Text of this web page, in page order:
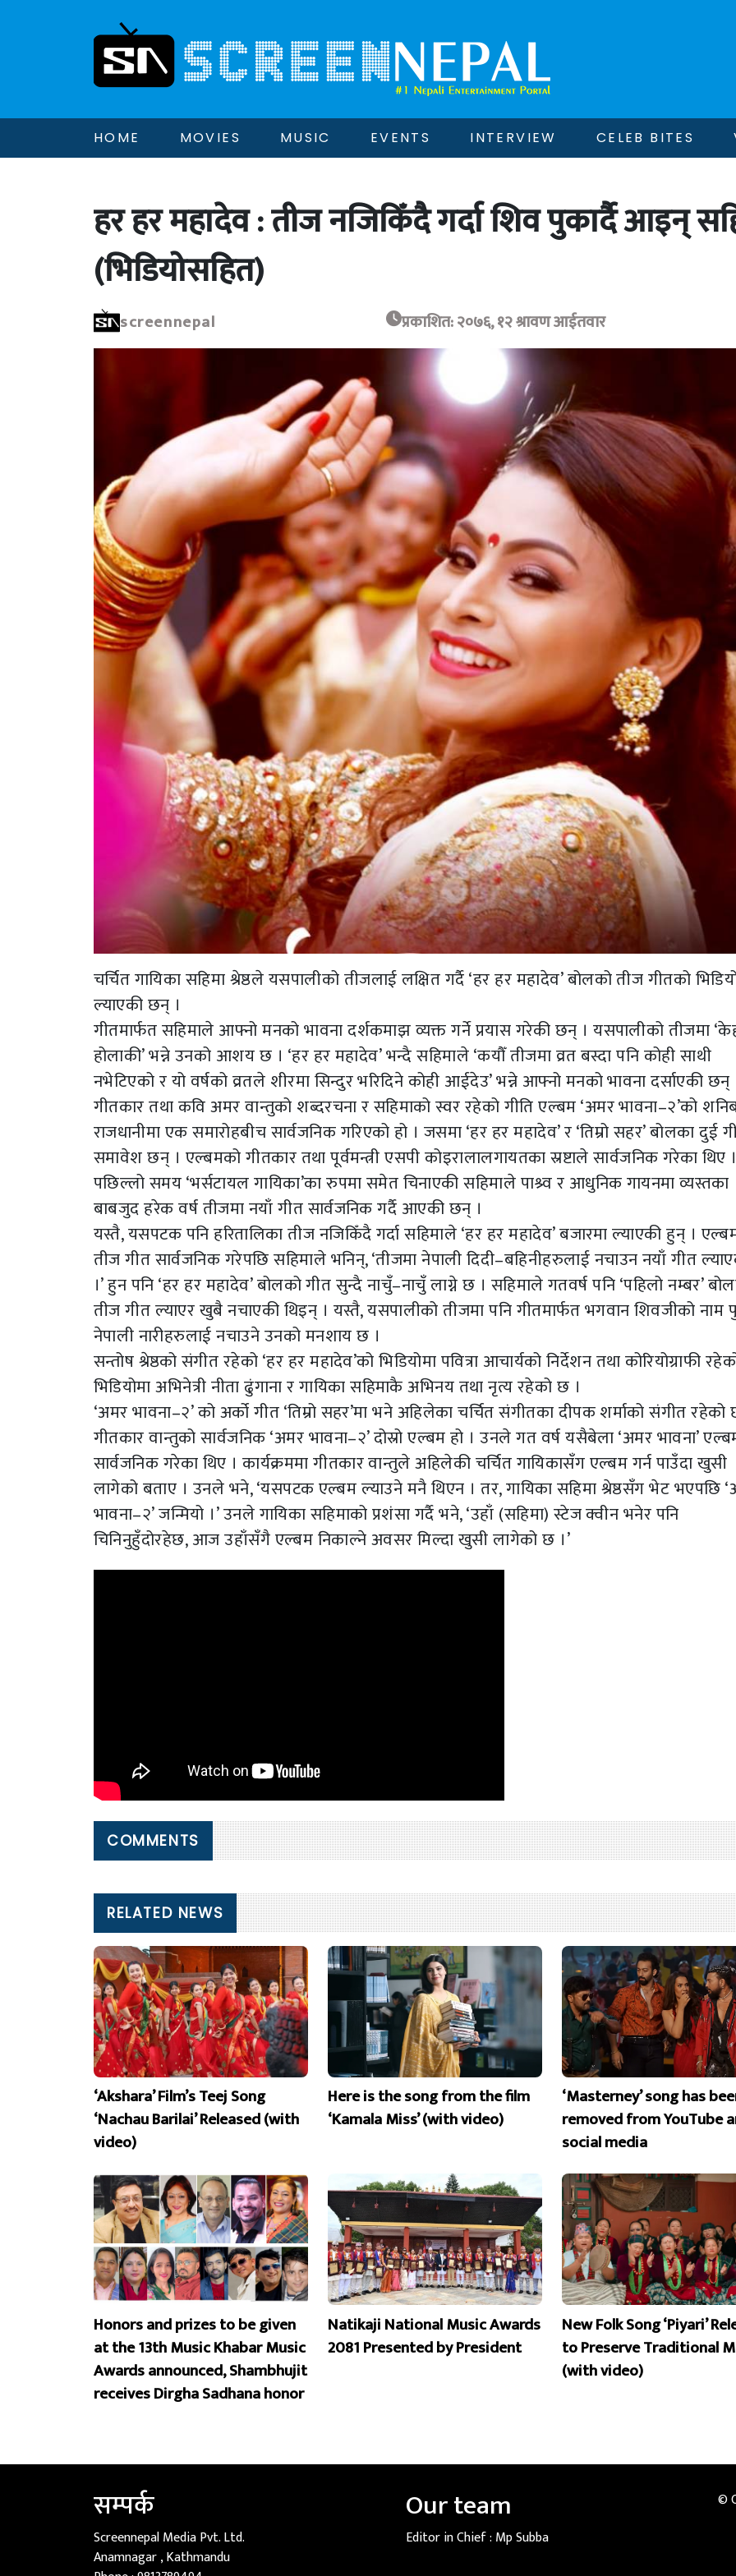
HOME MOVIES MUSIC EVENTS INTERVIEW CELEB BITES
हर हर महादेव : तीज नजिकिँदै गर्दा शिव पुकार्दै आइन्
(भिडियोसहित)
screennepal प्रकाशित: २०७६, १२ श्रावण आईतवार
चर्चित गायिका सहिमा श्रेष्ठले यसपालीको तीजलाई लक्षित गर्दै ‘हर हर महादेव’ बोलको तीज गीतको
ल्याएकी छन् ।
गीतमार्फत सहिमाले आफ्नो मनको भावना दर्शकमाझ व्यक्त गर्ने प्रयास गरेकी छन् । यसपालीको तीजमा
होलाकी’ भन्ने उनको आशय छ । ‘हर हर महादेव’ भन्दै सहिमाले ‘कयौँ तीजमा व्रत बस्दा पनि कोही साथी
नभेटिएको र यो वर्षको व्रतले शीरमा सिन्दुर भरिदिने कोही आईदेउ’ भन्ने आफ्नो मनको भावना दर्साएकी छन्
गीतकार तथा कवि अमर वान्तुको शब्दरचना र सहिमाको स्वर रहेको गीति एल्बम ‘अमर भावना–२’को
राजधानीमा एक समारोहबीच सार्वजनिक गरिएको हो । जसमा ‘हर हर महादेव’ र ‘तिम्रो सहर’ बोलका दुई
समावेश छन् । एल्बमको गीतकार तथा पूर्वमन्त्री एसपी कोइरालालगायतका स्रष्टाले सार्वजनिक गरेका थिए
पछिल्लो समय ‘भर्सटायल गायिका’का रुपमा समेत चिनाएकी सहिमाले पाश्र्व र आधुनिक गायनमा व्यस्तका
बाबजुद हरेक वर्ष तीजमा नयाँ गीत सार्वजनिक गर्दै आएकी छन् ।
यस्तै, यसपटक पनि हरितालिका तीज नजिकिँदै गर्दा सहिमाले ‘हर हर महादेव’ बजारमा ल्याएकी हुन् ।
तीज गीत सार्वजनिक गरेपछि सहिमाले भनिन्, ‘तीजमा नेपाली दिदी–बहिनीहरुलाई नचाउन नयाँ गीत
।’ हुन पनि ‘हर हर महादेव’ बोलको गीत सुन्दै नाचुँ–नाचुँ लाग्ने छ । सहिमाले गतवर्ष पनि ‘पहिलो नम्बर’
तीज गीत ल्याएर खुबै नचाएकी थिइन् । यस्तै, यसपालीको तीजमा पनि गीतमार्फत भगवान शिवजीको नाम
नेपाली नारीहरुलाई नचाउने उनको मनशाय छ ।
सन्तोष श्रेष्ठको संगीत रहेको ‘हर हर महादेव’को भिडियोमा पवित्रा आचार्यको निर्देशन तथा कोरियोग्राफी
भिडियोमा अभिनेत्री नीता ढुंगाना र गायिका सहिमाकै अभिनय तथा नृत्य रहेको छ ।
‘अमर भावना–२’ को अर्को गीत ‘तिम्रो सहर’मा भने अहिलेका चर्चित संगीतका दीपक शर्माको संगीत रहेको
गीतकार वान्तुको सार्वजनिक ‘अमर भावना–२’ दोस्रो एल्बम हो । उनले गत वर्ष यसैबेला ‘अमर भावना’
सार्वजनिक गरेका थिए । कार्यक्रममा गीतकार वान्तुले अहिलेकी चर्चित गायिकासँग एल्बम गर्न पाउँदा खुसी
लागेको बताए । उनले भने, ‘यसपटक एल्बम ल्याउने मनै थिएन । तर, गायिका सहिमा श्रेष्ठसँग भेट भएपछि
भावना–२’ जन्मियो ।’ उनले गायिका सहिमाको प्रशंसा गर्दै भने, ‘उहाँ (सहिमा) स्टेज क्वीन भनेर पनि
चिनिनुहुँदोरहेछ, आज उहाँसँगै एल्बम निकाल्ने अवसर मिल्दा खुसी लागेको छ ।’
COMMENTS
RELATED NEWS
‘Akshara’ Film’s Teej Song
‘Nachau Barilai’ Released (with
video)
Here is the song from the film
‘Kamala Miss’ (with video)
‘Masterney’ song has
removed from YouTube
social media
Honors and prizes to be given
at the 13th Music Khabar Music
Awards announced, Shambhujit
receives Dirgha Sadhana honor
Natikaji National Music Awards
2081 Presented by President
New Folk Song ‘Piyari’
to Preserve Traditional
(with video)
सम्पर्क
Screennepal Media Pvt. Ltd.
Anamnagar , Kathmandu
Our team
Editor in Chief : Mp Subba
©